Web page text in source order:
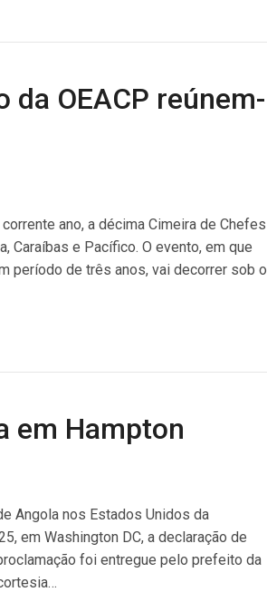
da OEACP reúnem-
ano, a décima Cimeira de Chefes
Caraíbas e Pacífico. O evento, em que
período de três anos, vai decorrer sob o
em Hampton
Angola nos Estados Unidos da
em Washington DC, a declaração de
foi entregue pelo prefeito da